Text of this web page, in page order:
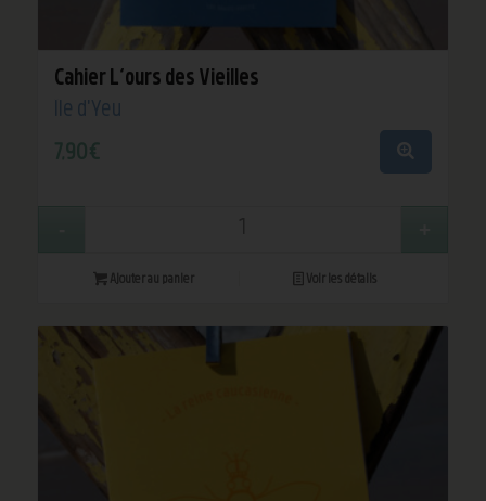
Cahier L’ours des Vieilles
Île d'Yeu
7,90€
Ajouter au panier Voir les détails